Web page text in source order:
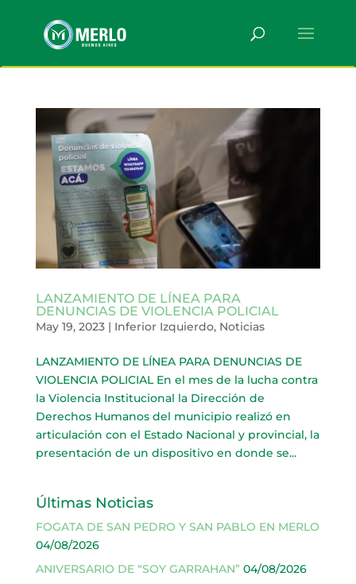
LANZAMIENTO DE LÍNEA PARA
DENUNCIAS DE VIOLENCIA POLICIAL
May 19, 2023| Inferior Izquierdo, Noticias
LANZAMIENTO DE LÍNEA PARA DENUNCIAS DE
VIOLENCIA POLICIAL En el mes de la lucha contra
la Violencia Institucional la Dirección de
Derechos Humanos del municipio realizó en
articulación con el Estado Nacional y provincial, la
presentación de un dispositivo en donde se...
Últimas Noticias
FOGATA DE SAN PEDRO Y SAN PABLO EN MERLO
04/08/2026
ANIVERSARIO DE “SOY GARRAHAN” 04/08/2026